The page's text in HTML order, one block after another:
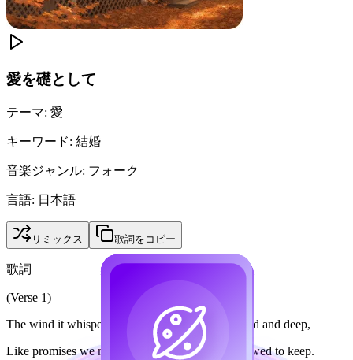
愛を礎として
テーマ: 愛
キーワード: 結婚
音楽ジャンル: フォーク
言語: 日本語
リミックス 歌詞をコピー
歌詞
(Verse 1)
The wind it whispers through the trees, a secret old and deep,
Like promises we made that day, promises we vowed to keep.